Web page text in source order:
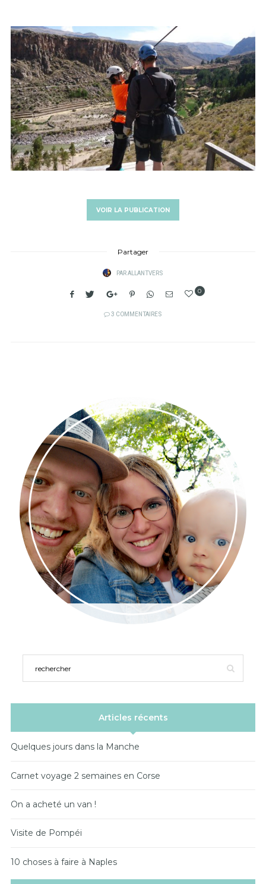
VOIR LA PUBLICATION
Partager
PARALLANTVERS
0
3 COMMENTAIRES
Articles récents
Quelques jours dans la Manche
Carnet voyage 2 semaines en Corse
On a acheté un van !
Visite de Pompéi
10 choses à faire à Naples